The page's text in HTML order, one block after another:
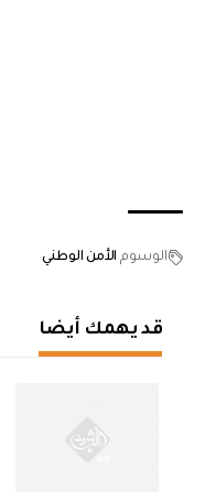
الوسوم الأمن الوطني
قد يهمك أيضا